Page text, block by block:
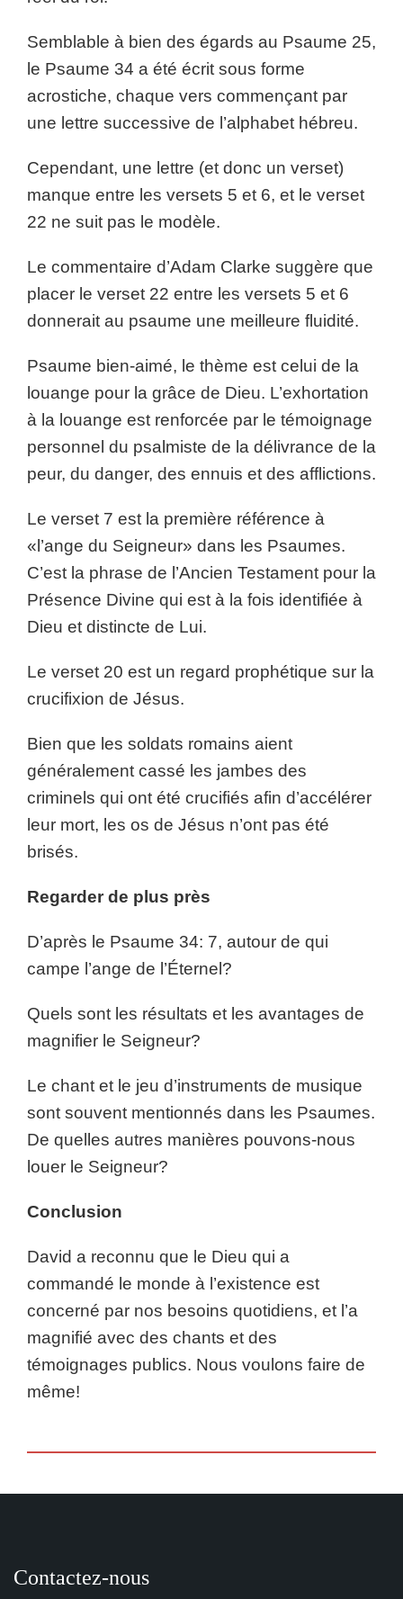
Semblable à bien des égards au Psaume 25,
le Psaume 34 a été écrit sous forme
acrostiche, chaque vers commençant par
une lettre successive de l’alphabet hébreu.
Cependant, une lettre (et donc un verset)
manque entre les versets 5 et 6, et le verset
22 ne suit pas le modèle.
Le commentaire d’Adam Clarke suggère que
placer le verset 22 entre les versets 5 et 6
donnerait au psaume une meilleure fluidité.
Psaume bien-aimé, le thème est celui de la
louange pour la grâce de Dieu. L’exhortation
à la louange est renforcée par le témoignage
personnel du psalmiste de la délivrance de la
peur, du danger, des ennuis et des afflictions.
Le verset 7 est la première référence à
«l’ange du Seigneur» dans les Psaumes.
C’est la phrase de l’Ancien Testament pour la
Présence Divine qui est à la fois identifiée à
Dieu et distincte de Lui.
Le verset 20 est un regard prophétique sur la
crucifixion de Jésus.
Bien que les soldats romains aient
généralement cassé les jambes des
criminels qui ont été crucifiés afin d’accélérer
leur mort, les os de Jésus n’ont pas été
brisés.
Regarder de plus près
D’après le Psaume 34: 7, autour de qui
campe l’ange de l’Éternel?
Quels sont les résultats et les avantages de
magnifier le Seigneur?
Le chant et le jeu d’instruments de musique
sont souvent mentionnés dans les Psaumes.
De quelles autres manières pouvons-nous
louer le Seigneur?
Conclusion
David a reconnu que le Dieu qui a
commandé le monde à l’existence est
concerné par nos besoins quotidiens, et l’a
magnifié avec des chants et des
témoignages publics. Nous voulons faire de
même!
Contactez-nous